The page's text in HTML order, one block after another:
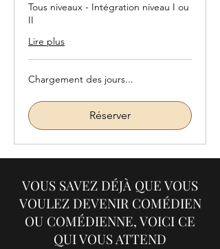
Tous niveaux - Intégration niveau I ou
II
Lire plus
Chargement des jours...
Réserver
VOUS SAVEZ DÉJÀ QUE VOUS
VOULEZ DEVENIR COMÉDIEN
OU COMÉDIENNE, VOICI CE
QUI VOUS ATTEND